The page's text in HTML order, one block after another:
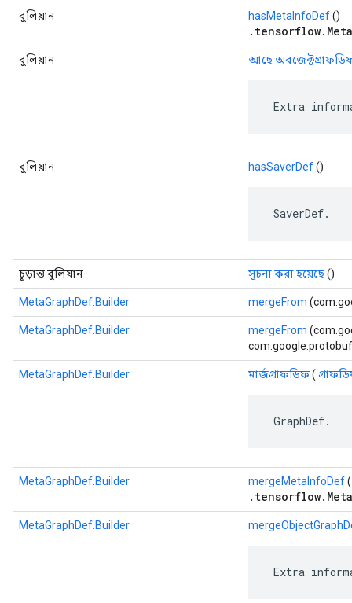
বুলিয়ান hasMetaInfoDef()
বুলিয়ান আছে
Extra
বুলিয়ান hasSaverDef()
SaverDef.
চূড়ান্ত বুলিয়ান সূচনা করা হয়েছে()
MetaGraphDef.Builder mergeFrom
MetaGraphDef.Builder mergeFrom
MetaGraphDef.Builder মার্জগ্রাফডিফ(
GraphDef.
MetaGraphDef.Builder mergeMetaInfoDef
MetaGraphDef.Builder
Extra